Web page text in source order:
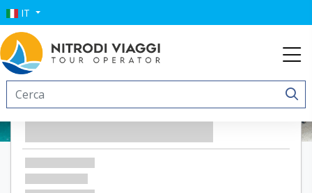
IT
Moresco Resort